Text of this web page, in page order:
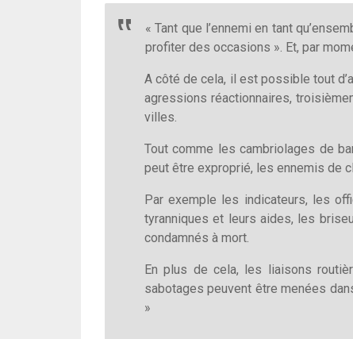
« Tant que l’ennemi en tant
profiter des occasions ». Et, par
A côté de cela, il est possible tout
agressions réactionnaires,
villes.
Tout comme les cambriolages de
peut être exproprié, les ennemis de
Par exemple les indicateurs, les
tyranniques et leurs aides, les
condamnés à mort.
En plus de cela, les liaisons
sabotages peuvent être menées
»